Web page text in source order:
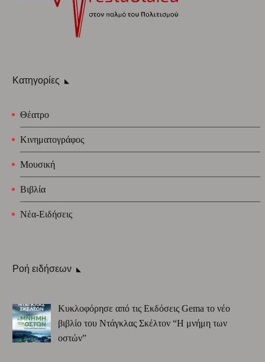
Κατηγορίες
Θέατρο
Κινηματογράφος
Μουσική
Βιβλία
Νέα-Ειδήσεις
Ροή ειδήσεων
Κυκλοφόρησε από τις Εκδόσεις Gema το νέο
βιβλίο του Ντάγκλας Σκέλτον “Η μνήμη των
οστών”